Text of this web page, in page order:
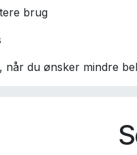
brug
når du ønsker mindre